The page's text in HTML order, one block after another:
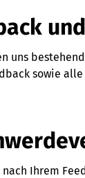
uns
sowie
nach Ihrem